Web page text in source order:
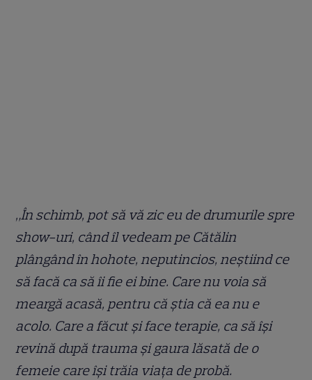
„În schimb, pot să vă zic eu de drumurile spre
show-uri, când îl vedeam pe Cătălin
plângând în hohote, neputincios, neștiind ce
să facă ca să îi fie ei bine. Care nu voia să
meargă acasă, pentru că știa că ea nu e
acolo. Care a făcut și face terapie, ca să își
revină după trauma și gaura lăsată de o
femeie care își trăia viața de probă.